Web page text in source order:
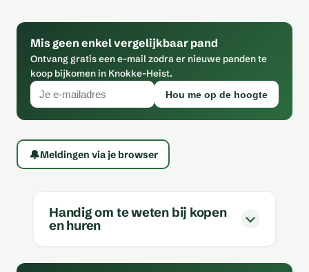
Mis geen enkel vergelijkbaar pand
Ontvang gratis een e-mail zodra er nieuwe panden te
koop bijkomen in Knokke-Heist.
Hou me op de hoogte
🔔Meldingen via je browser
Handig om te weten bij kopen
en huren